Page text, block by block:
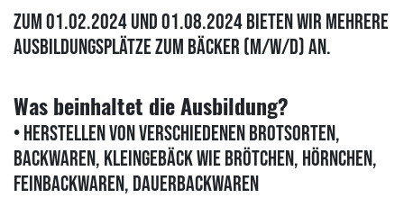
Zum 01.02.2024 und 01.08.2024 bieten wir mehrere
Ausbildungsplätze zum Bäcker (m/w/d) an.
Was beinhaltet die Ausbildung?
• Herstellen von verschiedenen Brotsorten,
Backwaren, Kleingebäck wie Brötchen, Hörnchen,
Feinbackwaren, Dauerbackwaren